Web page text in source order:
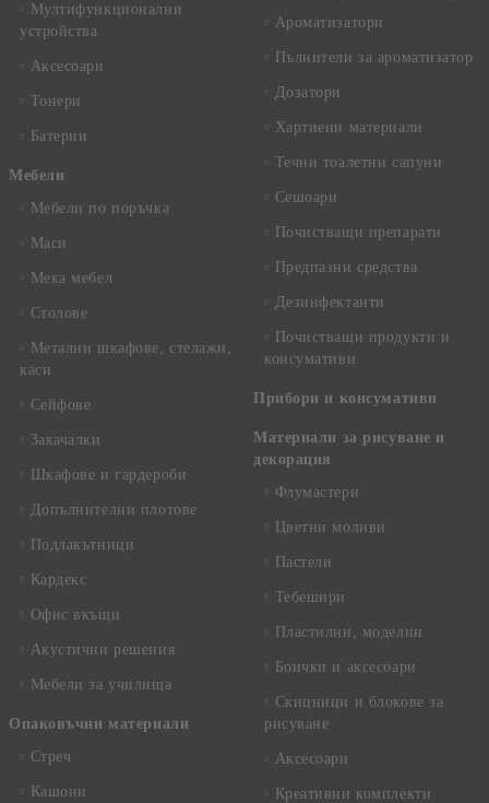
Мултифункционални
устройства
Аксесоари
Тонери
Батерии
Mебели
Мебели по поръчка
Маси
Мека мебел
Столове
Метални шкафове, стелажи,
каси
Сейфове
Закачалки
Шкафове и гардероби
Допълнителни плотове
Подлакътници
Кардекс
Офис вкъщи
Акустични решения
Мебели за училища
Опаковъчни материали
Стреч
Кашони
Ароматизатори
Пълнители за ароматизатор
Дозатори
Хартиени материали
Течни тоалетни сапуни
Сешоари
Почистващи препарати
Предпазни средства
Дезинфектанти
Почистващи продукти и
консумативи
Прибори и консумативи
Материали за рисуване и
декорация
Флумастери
Цветни моливи
Пастели
Тебешири
Пластилин, моделин
Боички и аксесоари
Скицници и блокове за
рисуване
Аксесоари
Креативни комплекти